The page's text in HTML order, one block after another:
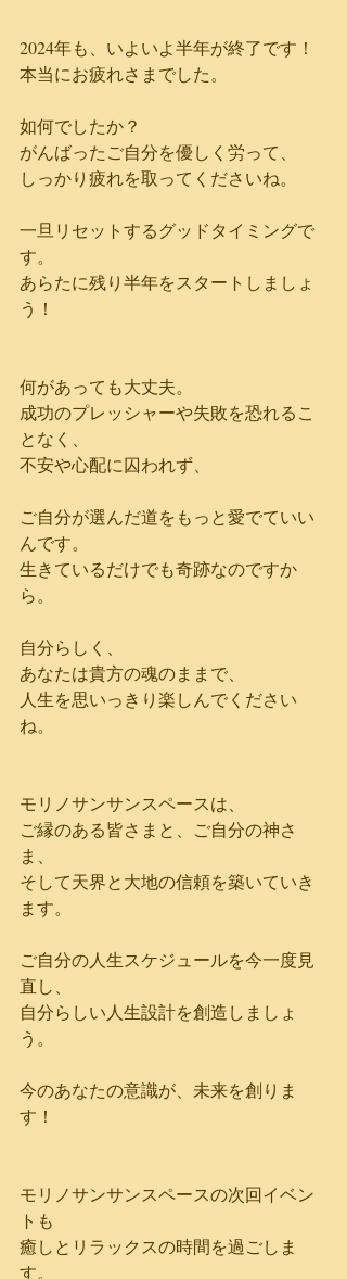
2024年も、いよいよ半年が終了です！
本当にお疲れさまでした。
如何でしたか？
がんばったご自分を優しく労って、
しっかり疲れを取ってくださいね。
一旦リセットするグッドタイミングで
す。
あらたに残り半年をスタートし ましょ
う！
何があっても大丈夫。
成功のプレッシャーや失敗を恐れるこ
となく、
不安や心配に囚われず、
ご自分が選んだ道をもっと愛でていい
んです。
生きているだけでも奇跡なのですか
ら。
自分らしく、
あなたは貴方の魂のままで、
人生を思いっきり楽しんでください
ね。
モリノサンサンスペースは、
ご縁のある皆さまと、ご自分の神さ
ま、
そして天界と大地の信頼を築いていき
ます。
ご自分の人生スケジュールを今一度見
直し、
自分らしい人生設計を創造しましょ
う。
今のあなたの意識が、未来を創りま
す！
モリノサンサンスペースの次回イベン
トも
癒しとリラックスの時間を過ごしま
す。